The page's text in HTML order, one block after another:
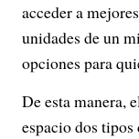
acceder a
unidades de un
opciones para
De esta manera,
espacio dos